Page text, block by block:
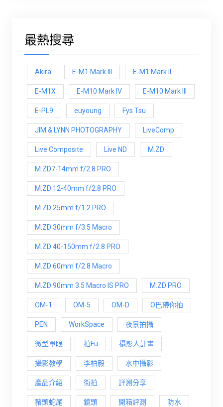
最熱搜尋
Akira E-M1 Mark III E-M1 Mark ll
E-M1X E-M10 Mark IV E-M10 Mark lll
E-PL9 euyoung Fys Tsu
JIM & LYNN PHOTOGRAPHY LiveComp
Live Composite Live ND M.ZD
M.ZD7-14mm f/2.8 PRO
M.ZD 12-40mm f/2.8 PRO
M.ZD 25mm f/1.2 PRO
M.ZD 30mm f/3.5 Macro
M.ZD 40-150mm f/2.8 PRO
M.ZD 60mm f/2.8 Macro
M.ZD 90mm 3.5 Macro IS PRO M.ZD PRO
OM-1 OM-5 OM-D O巴帶你拍
PEN WorkSpace 夜景拍攝
微型單眼 拍Fu 攝影人計畫
攝影教學 李柏毅 水中攝影
產品介紹 街拍 評測分享
豬頭蛇尾 鏡頭 開箱評測 防水